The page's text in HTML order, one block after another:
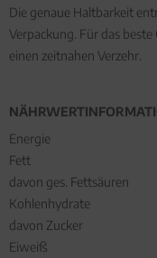
Die genaue Haltbarkeit
Verpackung. Für das
einen zeitnahen Verzehr.
Energie
Fett
davon ges. Fettsäuren
Kohlenhydrate
davon Zucker
Eiweiß